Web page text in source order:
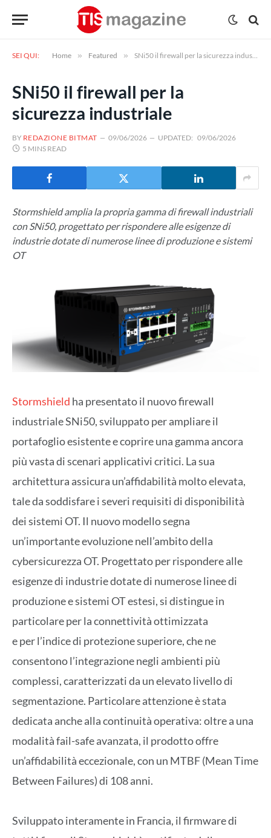
SEI QUI: Home » Featured » SNi50 il firewall per la sicurezza industriale
SNi50 il firewall per la
sicurezza industriale
BY REDAZIONE BITMAT 09/06/2026 UPDATED: 09/06/2026
5 MINS READ
Stormshield amplia la propria gamma di firewall industriali
con SNi50, progettato per rispondere alle esigenze di
industrie dotate di numerose linee di produzione e sistemi
OT
Stormshield ha presentato il nuovo firewall
industriale SNi50, sviluppato per ampliare il
portafoglio esistente e coprire una gamma ancora
più vasta di scenari applicativi critici. La sua
architettura assicura un’affidabilità molto elevata,
tale da soddisfare i severi requisiti di disponibilità
dei sistemi OT. Il nuovo modello segna
un’importante evoluzione nell’ambito della
cybersicurezza OT. Progettato per rispondere alle
esigenze di industrie dotate di numerose linee di
produzione e sistemi OT estesi, si distingue in
particolare per la connettività ottimizzata
e per l’indice di protezione superiore, che ne
consentono l’integrazione negli ambienti più
complessi, caratterizzati da un elevato livello di
segmentazione. Particolare attenzione è stata
dedicata anche alla continuità operativa: oltre a una
modalità fail-safe avanzata, il prodotto offre
un’affidabilità eccezionale, con un MTBF (Mean Time
Between Failures) di 108 anni.
Sviluppato interamente in Francia, il firmware di